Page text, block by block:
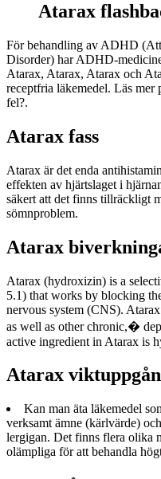
Atarax
För behandling av ADHD
Disorder) har ADHD-
Atarax, Atarax, Atarax och
receptfria läkemedel. Läs
fel?.
Atarax fass
Atarax är det enda
effekten av hjärtslaget i
säkert att det finns tillräckligt
sömnproblem.
Atarax
Atarax (hydroxizin) is a
5.1) that works by blocking
nervous system (CNS).
as well as other chronic,�
active ingredient in Atarax is
Atarax
Kan man äta läkemedel
verksamt ämne (kärlvärde)
lergigan. Det finns flera olika
olämpliga för att behandla